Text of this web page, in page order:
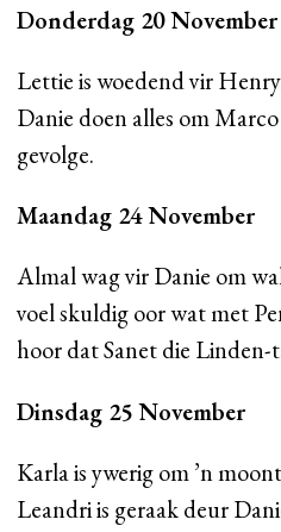
Donderdag 20 November
Lettie is woedend vir
Danie doen alles om
gevolge.
Maandag 24 November
Almal wag vir Danie om
voel skuldig oor wat met
hoor dat Sanet die Linden-
Dinsdag 25 November
Karla is ywerig om ’n
Leandri is geraak deur